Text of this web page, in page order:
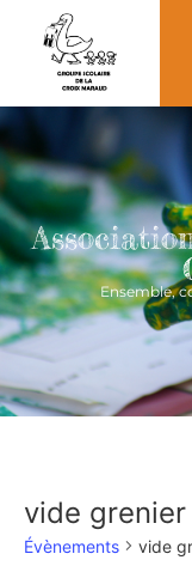
Ensemble,
vide grenier
Évènements vide